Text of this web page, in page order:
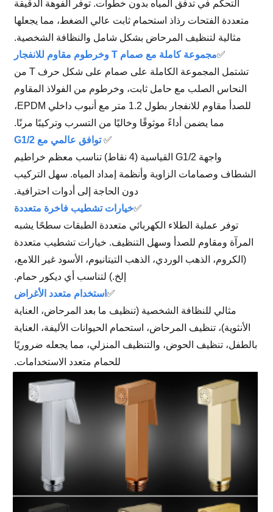
التحكم في تدفق المياه بدون خطوات. توفر الفوهة الدقيقة
متعددة الفتحات رذاذ استحمام ثابت عالي الضغط، مما يجعلها
مثالية لتنظيف المرحاض بشكل شامل والنظافة الشخصية.
✅مجموعة كاملة مع صمام T وخرطوم مقاوم للانفجار
تشتمل المجموعة الكاملة على صمام على شكل حرف T من
النحاس الصلب مع حامل ثابت، وخرطوم من الفولاذ المقاوم
للصدأ مقاوم للانفجار بطول 1.2 متر مع أنبوب داخلي EPDM،
مما يضمن أداءً موثوقًا وخاليًا من التسرب وتركيبًا مرنًا.
✅توافق عالمي مع G1/2
واجهة G1/2 القياسية (4 نقاط) تناسب معظم خراطيم
الشطاف وصمامات الزاوية وأنظمة إمداد المياه. سهل التركيب
دون الحاجة إلى أدوات احترافية.
✅خيارات تشطيب فاخرة متعددة
توفر عملية الطلاء الكهربائي متعددة الطبقات سطحًا يشبه
المرآة ومقاوم للصدأ وسهل التنظيف. خيارات تشطيب متعددة
(الكروم، الذهب الوردي، الذهب التيتانيوم، الأسود غير اللامع،
إلخ.) لتناسب أي ديكور حمام.
✅استخدام متعدد الأغراض
مثالي للنظافة الشخصية (تنظيف ما بعد المرحاض، العناية
الأنثوية)، تنظيف المرحاض، استحمام الحيوانات الأليفة، العناية
بالطفل، تنظيف الحوض، والتنظيف المنزلي، مما يجعله ضروريًا
للحمام متعدد الاستخدامات.